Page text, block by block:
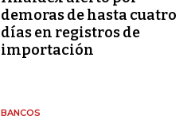
demoras de hasta cuatro
días en registros de
importación
BANCOS